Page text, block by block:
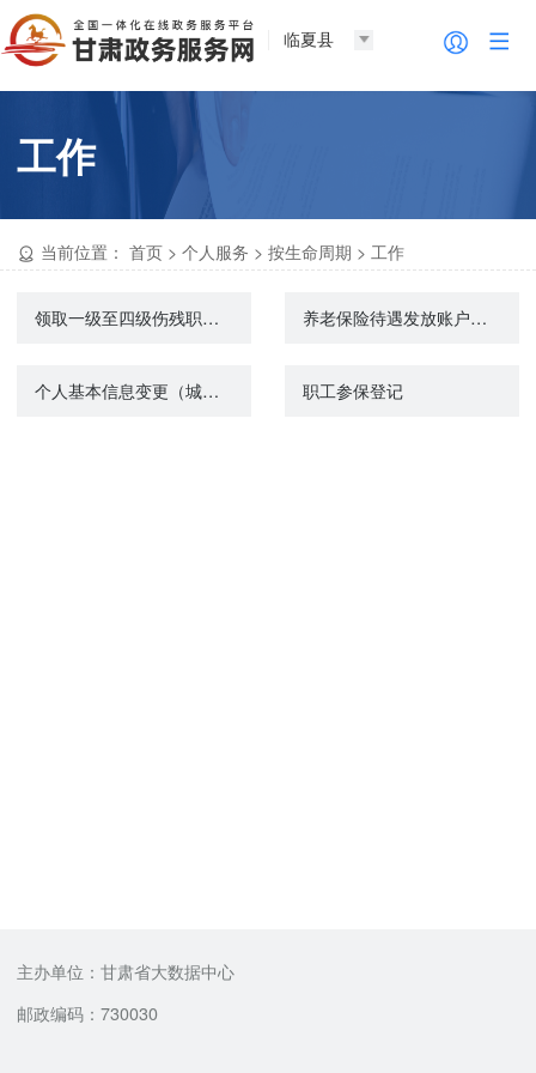
临夏县
工作
当前位置： 首页 >个人服务 >按生命周期 > 工作
领取一级至四级伤残职工工伤保险长期待遇资格认证 养老保险待遇发放账户维护申请（城镇企业职工基本养老保险）
个人基本信息变更（城镇企业职工基本养老保险） 职工参保登记
主办单位：甘肃省大数据中心
邮政编码：730030